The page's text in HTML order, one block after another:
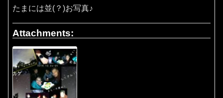
たまには並(？)お写真♪
Attachments: